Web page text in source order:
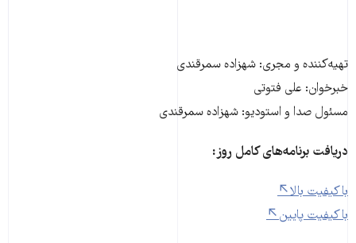
تهیه‌کننده و مجری: شهزاده سمرقندی
خبرخوان: علی فتوتی
مسئول صدا و استودیو: شهزاده سمرقندی
دریافت برنامه‌های کامل روز:
با کیفیت بالا
با کیفیت پایین